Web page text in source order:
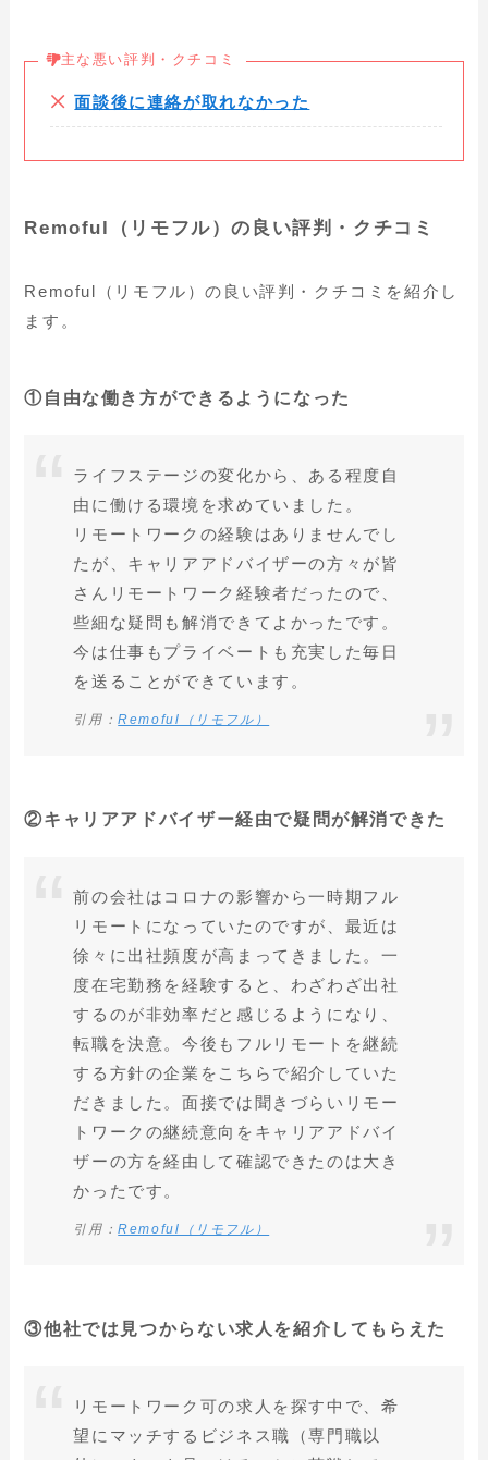
主な悪い評判・クチコミ
面談後に連絡が取れなかった
Remoful（リモフル）の良い評判・クチコミ
Remoful（リモフル）の良い評判・クチコミを紹介し
ます。
①自由な働き方ができるようになった
ライフステージの変化から、ある程度自
由に働ける環境を求めていました。
リモートワークの経験はありませんでし
たが、キャリアアドバイザーの方々が皆
さんリモートワーク経験者だったので、
些細な疑問も解消できてよかったです。
今は仕事もプライベートも充実した毎日
を送ることができています。
引用：Remoful（リモフル）
②キャリアアドバイザー経由で疑問が解消できた
前の会社はコロナの影響から一時期フル
リモートになっていたのですが、最近は
徐々に出社頻度が高まってきました。一
度在宅勤務を経験すると、わざわざ出社
するのが非効率だと感じるようになり、
転職を決意。今後もフルリモートを継続
する方針の企業をこちらで紹介していた
だきました。面接では聞きづらいリモー
トワークの継続意向をキャリアアドバイ
ザーの方を経由して確認できたのは大き
かったです。
引用：Remoful（リモフル）
③他社では見つからない求人を紹介してもらえた
リモートワーク可の求人を探す中で、希
望にマッチするビジネス職（専門職以